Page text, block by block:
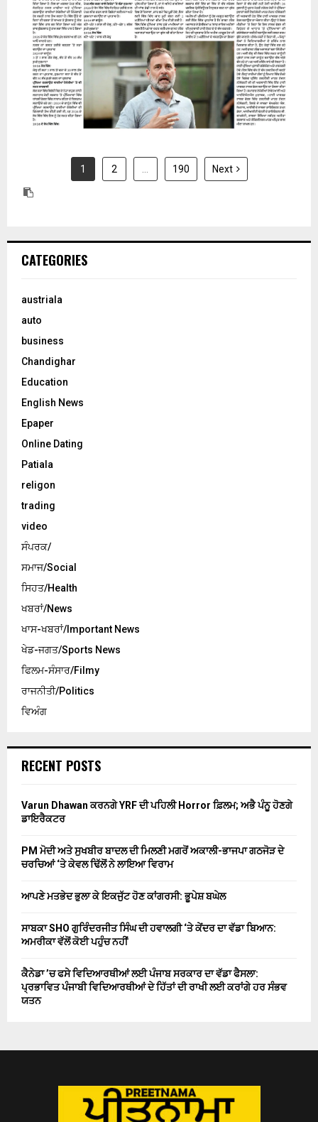
1 2 … 190 Next
CATEGORIES
austriala
auto
business
Chandighar
Education
English News
Epaper
Online Dating
Patiala
religon
trading
video
ਸੰਪਰਕ/
ਸਮਾਜ/Social
ਸਿਹਤ/Health
ਖਬਰਾਂ/News
ਖਾਸ-ਖਬਰਾਂ/Important News
ਖੇਡ-ਜਗਤ/Sports News
ਫਿਲਮ-ਸੰਸਾਰ/Filmy
ਰਾਜਨੀਤੀ/Politics
ਵਿਅੰਗ
RECENT POSTS
Varun Dhawan ਕਰਨਗੇ YRF ਦੀ ਪਹਿਲੀ Horror ਫ਼ਿਲਮ; ਅਭੈ ਪੰਨੂ ਹੋਣਗੇ
ਡਾਇਰੈਕਟਰ
PM ਮੋਦੀ ਅਤੇ ਸੁਖਬੀਰ ਬਾਦਲ ਦੀ ਮਿਲਣੀ ਮਗਰੋਂ ਅਕਾਲੀ-ਭਾਜਪਾ ਗਠਜੋੜ ਦੇ
ਚਰਚਿਆਂ ‘ਤੇ ਕੇਵਲ ਢਿੱਲੋਂ ਨੇ ਲਾਇਆ ਵਿਰਾਮ
ਆਪਣੇ ਮਤਭੇਦ ਭੁਲਾ ਕੇ ਇਕਜੁੱਟ ਹੋਣ ਕਾਂਗਰਸੀ: ਭੂਪੇਸ਼ ਬਘੇਲ
ਸਾਬਕਾ SHO ਗੁਰਿੰਦਰਜੀਤ ਸਿੰਘ ਦੀ ਹਵਾਲਗੀ ‘ਤੇ ਕੇਂਦਰ ਦਾ ਵੱਡਾ ਬਿਆਨ:
ਅਮਰੀਕਾ ਵੱਲੋਂ ਕੋਈ ਪਹੁੰਚ ਨਹੀਂ
ਕੈਨੇਡਾ ’ਚ ਫਸੇ ਵਿਦਿਆਰਥੀਆਂ ਲਈ ਪੰਜਾਬ ਸਰਕਾਰ ਦਾ ਵੱਡਾ ਫੈਸਲਾ:
ਪ੍ਰਭਾਵਿਤ ਪੰਜਾਬੀ ਵਿਦਿਆਰਥੀਆਂ ਦੇ ਹਿੱਤਾਂ ਦੀ ਰਾਖੀ ਲਈ ਕਰਾਂਗੇ ਹਰ ਸੰਭਵ
ਯਤਨ